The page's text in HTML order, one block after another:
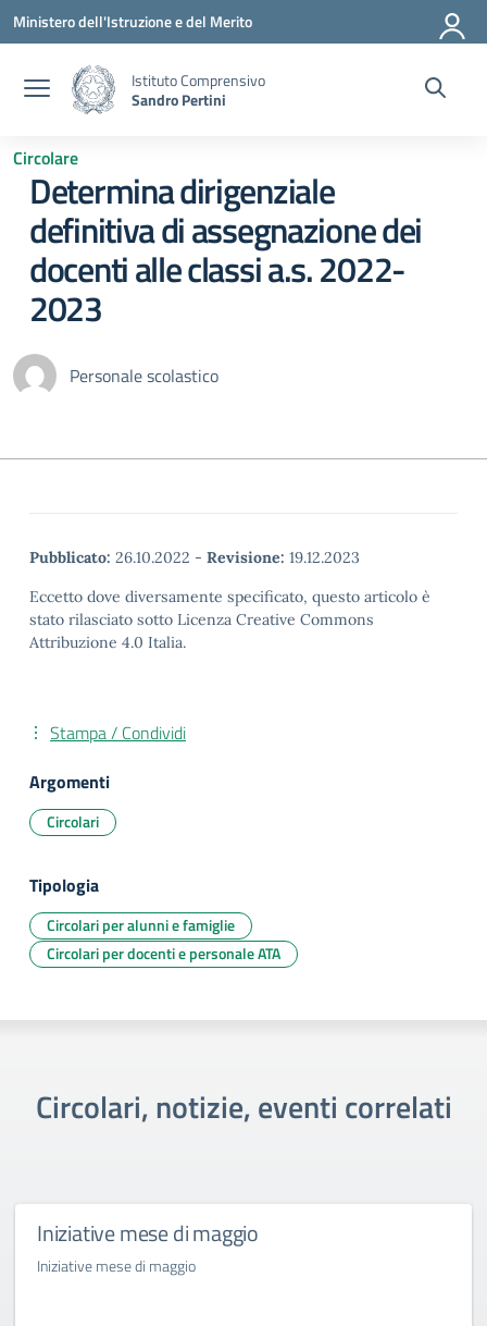
Vai ai contenuti
Vai al menu di navigazione
Vai al footer
Ministero dell'Istruzione e del Merito
Istituto Comprensivo
Sandro Pertini
Circolare
Determina dirigenziale
definitiva di assegnazione dei
docenti alle classi a.s. 2022-
2023
Personale scolastico
Pubblicato: 26.10.2022 - Revisione: 19.12.2023
Eccetto dove diversamente specificato, questo articolo è
stato rilasciato sotto Licenza Creative Commons
Attribuzione 4.0 Italia.
Stampa / Condividi
Argomenti
Circolari
Tipologia
Circolari per alunni e famiglie
Circolari per docenti e personale ATA
Circolari, notizie, eventi correlati
Iniziative mese di maggio
Iniziative mese di maggio